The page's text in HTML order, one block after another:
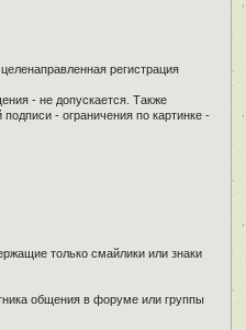
регистрация
- не допускается. Также
- ограничения по картинке -
только смайлики или знаки
общения в форуме или группы